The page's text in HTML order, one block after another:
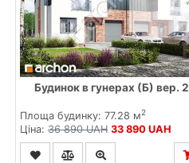
Будинок в гунерах (Б) вер. 2
Площа будинку: 77.28 м2
Ціна: 36 890 UAH 33 890 UAH